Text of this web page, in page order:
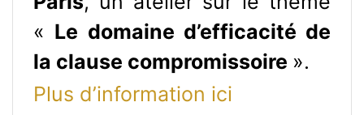
« Le domaine d’efficacité de
la clause compromissoire ».
Plus d’information ici